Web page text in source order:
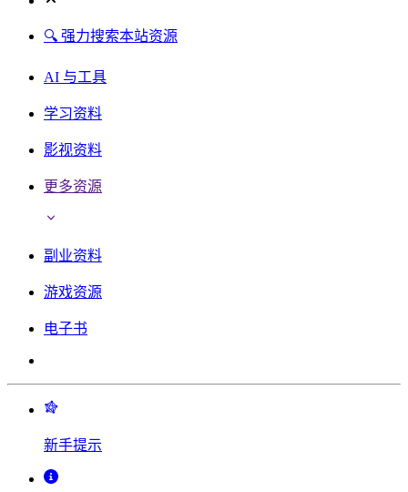
🔍 强力搜索本站资源
AI 与工具
学习资料
影视资料
更多资源
副业资料
游戏资源
电子书
新手提示